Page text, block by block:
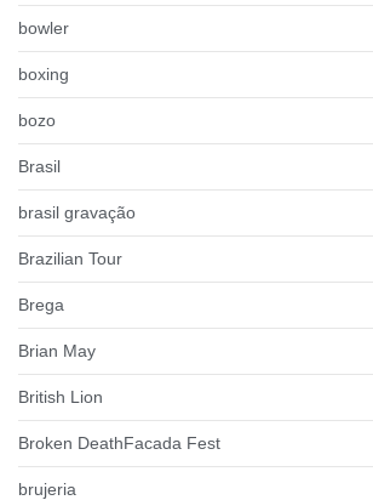
bowler
boxing
bozo
Brasil
brasil gravação
Brazilian Tour
Brega
Brian May
British Lion
Broken DeathFacada Fest
brujeria